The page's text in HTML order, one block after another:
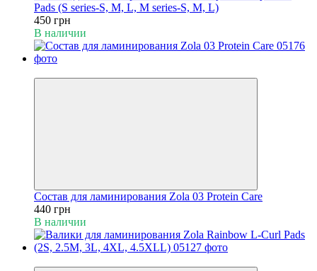
Pads (S series-S, M, L, M series-S, M, L)
450 грн
В наличии
Состав для ламинирования Zola 03 Protein Care
440 грн
В наличии